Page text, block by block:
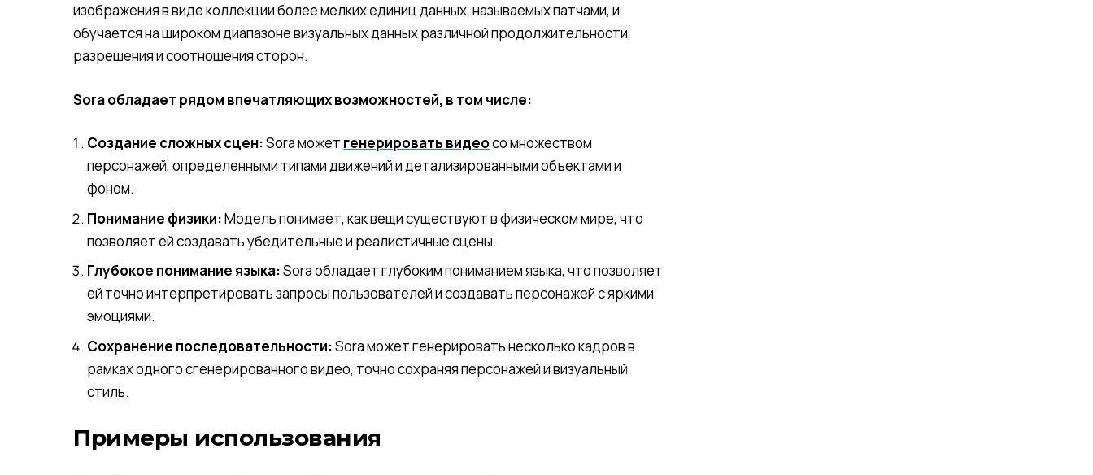
изображения в виде коллекции более мелких единиц данных, называемых патчами, и
обучается на широком диапазоне визуальных данных различной продолжительности,
разрешения и соотношения сторон.
Sora обладает рядом впечатляющих возможностей, в том числе:
Создание сложных сцен:Sora может генерировать видеосо множеством
персонажей, определенными типами движений и детализированными объектами и
фоном.
Понимание физики:Модель понимает, как вещи существуют в физическом мире, что
позволяет ей создавать убедительные и реалистичные сцены.
Глубокое понимание языка:Sora обладает глубоким пониманием языка, что позволяет
ей точно интерпретировать запросы пользователей и создавать персонажей с яркими
эмоциями.
Сохранение последовательности:Sora может генерировать несколько кадров в
рамках одного сгенерированного видео, точно сохраняя персонажей и визуальный
стиль.
Примеры использования